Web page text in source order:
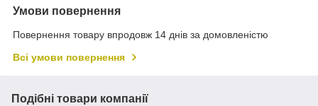
Умови повернення
Повернення товару впродовж 14 днів за домовленістю
Всі умови повернення
Подібні товари компанії